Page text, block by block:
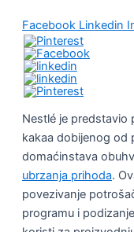
Facebook Linkedin
Nestlé je predstavio
kakaa dobijenog od
domaćinstava
ubrzanja prihoda.
povezivanje
programu i